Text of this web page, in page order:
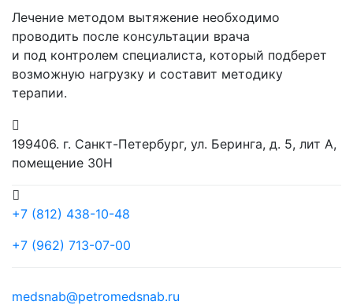
Лечение методом вытяжение необходимо
проводить после консультации врача
и под контролем специалиста, который подберет
возможную нагрузку и составит методику
терапии.
199406. г. Санкт-Петербург, ул. Беринга, д. 5, лит А,
помещение 30Н
+7 (812) 438-10-48
+7 (962) 713-07-00
medsnab@petromedsnab.ru